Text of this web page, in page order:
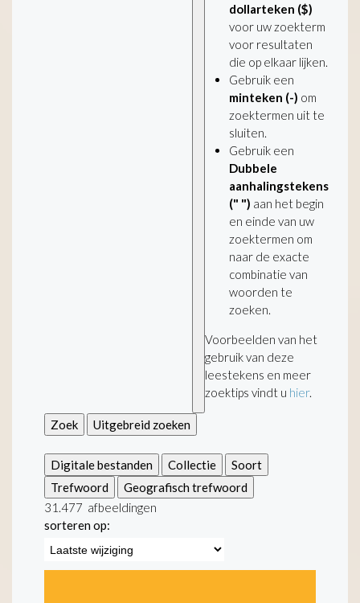
dollarteken ($)
voor uw zoekterm
voor resultaten
die op elkaar lijken.
Gebruik een
minteken (-) om
zoektermen uit te
sluiten.
Gebruik een
Dubbele
aanhalingstekens
(" ") aan het begin
en einde van uw
zoektermen om
naar de exacte
combinatie van
woorden te
zoeken.
Voorbeelden van het
gebruik van deze
leestekens en meer
zoektips vindt u hier.
Zoek Uitgebreid zoeken
Digitale bestanden Collectie
Soort
Trefwoord
Geografisch trefwoord
31.477 afbeeldingen
sorteren op: